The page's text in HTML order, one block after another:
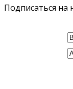
Подписаться на